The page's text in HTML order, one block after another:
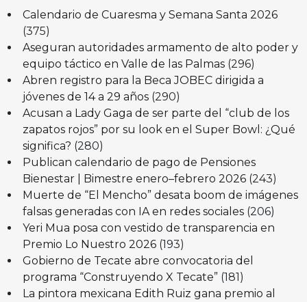
Calendario de Cuaresma y Semana Santa 2026
(375)
Aseguran autoridades armamento de alto poder y
equipo táctico en Valle de las Palmas (296)
Abren registro para la Beca JOBEC dirigida a
jóvenes de 14 a 29 años (290)
Acusan a Lady Gaga de ser parte del “club de los
zapatos rojos” por su look en el Super Bowl: ¿Qué
significa? (280)
Publican calendario de pago de Pensiones
Bienestar | Bimestre enero–febrero 2026 (243)
Muerte de “El Mencho” desata boom de imágenes
falsas generadas con IA en redes sociales (206)
Yeri Mua posa con vestido de transparencia en
Premio Lo Nuestro 2026 (193)
Gobierno de Tecate abre convocatoria del
programa “Construyendo X Tecate” (181)
La pintora mexicana Edith Ruiz gana premio al